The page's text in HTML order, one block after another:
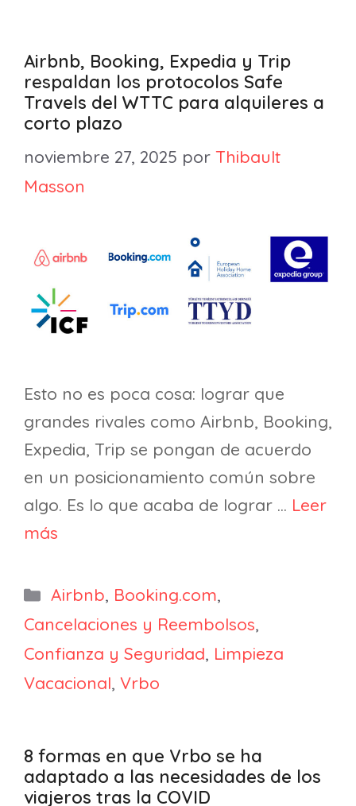
Airbnb, Booking, Expedia y Trip
respaldan los protocolos Safe
Travels del WTTC para alquileres a
corto plazo
noviembre 27, 2025 por Thibault
Masson
Esto no es poca cosa: lograr que
grandes rivales como Airbnb, Booking,
Expedia, Trip se pongan de acuerdo
en un posicionamiento común sobre
algo. Es lo que acaba de lograr … Leer
más
Categorías
Airbnb, Booking.com,
Cancelaciones y Reembolsos,
Confianza y Seguridad, Limpieza
Vacacional, Vrbo
8 formas en que Vrbo se ha
adaptado a las necesidades de los
viajeros tras la COVID